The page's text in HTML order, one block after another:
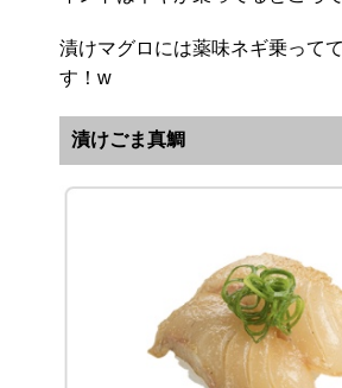
漬けマグロには薬味ネギ乗って
す！w
漬けごま真鯛